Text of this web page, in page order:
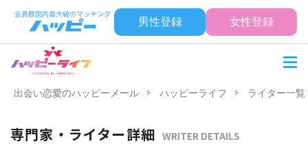
男性登録 女性登録
出会い恋愛のハッピーメール ハッピーライフ ライター一覧
専門家・ライター詳細 WRITER DETAILS